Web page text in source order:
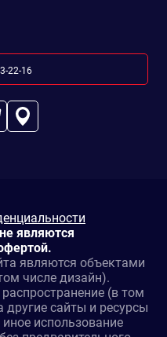
22-16
являются
являются объектами
числе дизайн).
(в том
другие сайты и ресурсы
использование